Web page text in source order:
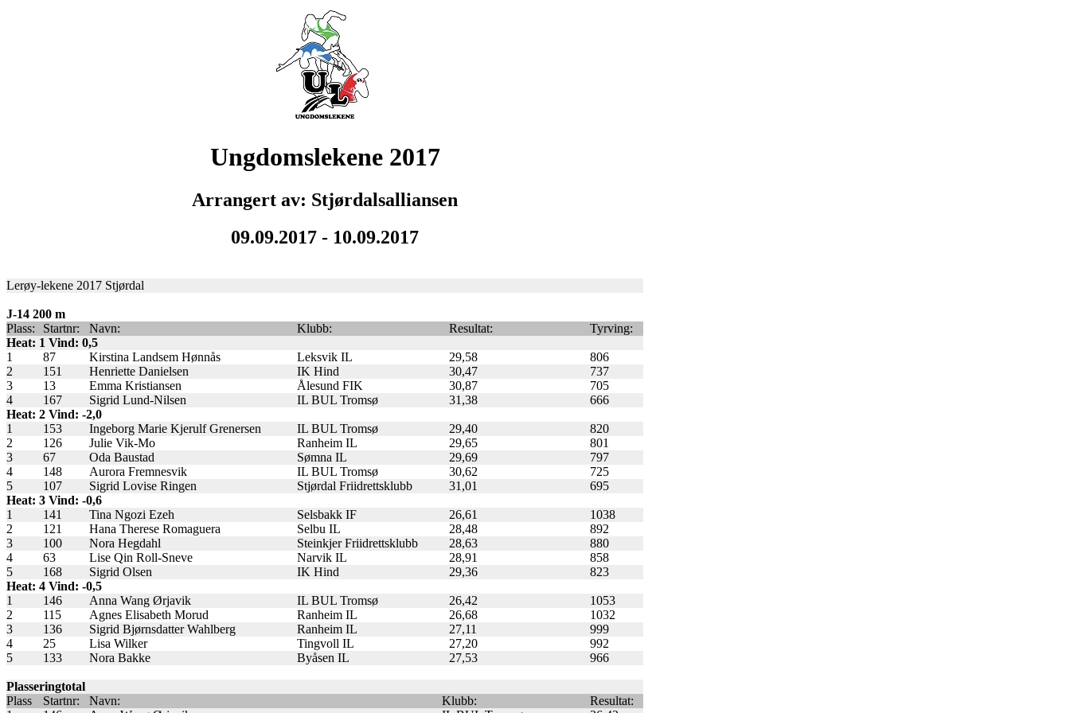
Ungdomslekene 2017
Arrangert av: Stjørdalsalliansen
09.09.2017 - 10.09.2017
Lerøy-lekene 2017 Stjørdal
J-14 200 m
Plass:
Startnr: Navn: Klubb: Resultat:
Tyrving:
Heat: 1 Vind: 0,5
1
87 Kirstina Landsem Hønnås Leksvik IL 29,58
806
2
151 Henriette Danielsen IK Hind 30,47
737
3
13 Emma Kristiansen Ålesund FIK 30,87
705
4
167 Sigrid Lund-Nilsen IL BUL Tromsø 31,38
666
Heat: 2 Vind: -2,0
1
153 Ingeborg Marie Kjerulf Grenersen IL BUL Tromsø 29,40
820
2
126 Julie Vik-Mo Ranheim IL 29,65
801
3
67 Oda Baustad Sømna IL 29,69
797
4
148 Aurora Fremnesvik IL BUL Tromsø 30,62
725
5
107 Sigrid Lovise Ringen Stjørdal Friidrettsklubb 31,01
695
Heat: 3 Vind: -0,6
1
141 Tina Ngozi Ezeh Selsbakk IF 26,61
1038
2
121 Hana Therese Romaguera Selbu IL 28,48
892
3
100 Nora Hegdahl Steinkjer Friidrettsklubb 28,63
880
4
63 Lise Qin Roll-Sneve Narvik IL 28,91
858
5
168 Sigrid Olsen IK Hind 29,36
823
Heat: 4 Vind: -0,5
1
146 Anna Wang Ørjavik IL BUL Tromsø 26,42
1053
2
115 Agnes Elisabeth Morud Ranheim IL 26,68
1032
3
136 Sigrid Bjørnsdatter Wahlberg Ranheim IL 27,11
999
4
25 Lisa Wilker Tingvoll IL 27,20
992
5
133 Nora Bakke Byåsen IL 27,53 966
Plasseringtotal
Plass
Startnr: Navn: Klubb:
Resultat: